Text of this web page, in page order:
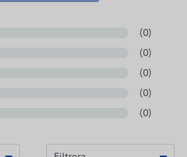
(0)
(0)
(0)
(0)
(0)